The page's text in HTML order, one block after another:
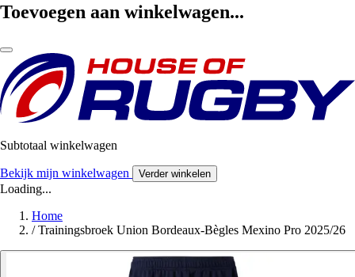
Toevoegen aan winkelwagen...
Subtotaal winkelwagen
Bekijk mijn winkelwagen Verder winkelen
Loading...
Home
/ Trainingsbroek Union Bordeaux-Bègles Mexino Pro 2025/26